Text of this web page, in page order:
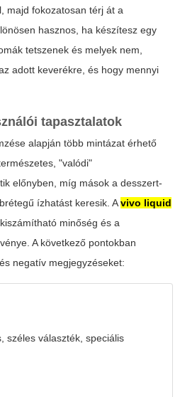
majd fokozatosan térj át a
hasznos, ha készítesz egy
tetszenek és melyek nem,
adott keverékre, és hogy mennyi
tapasztalatok
alapján több mintázat érhető
"valódi"
előnyben, míg mások a desszert-
ízhatást keresik. Avivo liquid
minőség és a
A következő pontokban
negatív megjegyzéseket:
széles választék, speciális